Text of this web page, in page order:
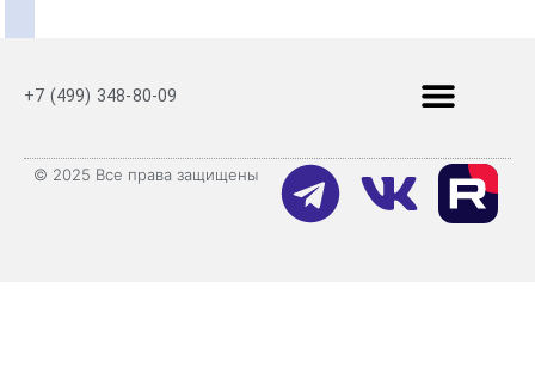
+7 (499) 348-80-09
© 2025 Все права защищены